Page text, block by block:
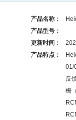
产品名称：
产品型号：
更新时间：
产品特点：
01/
反
栅